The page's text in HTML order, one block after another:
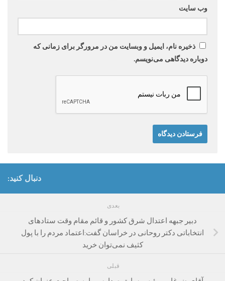
وب‌ سایت
ذخیره نام، ایمیل و وبسایت من در مرورگر برای زمانی که
دوباره دیدگاهی می‌نویسم.
دنبال کنید:
بعدی
دبیر جبهه اعتدال شرق کشور و قائم مقام وقت ستادهای
انتخاباتی دکتر روحانی در خراسان گفت:اعتماد مردم را با پول
کثیف نمی‌توان خرید
قبلی